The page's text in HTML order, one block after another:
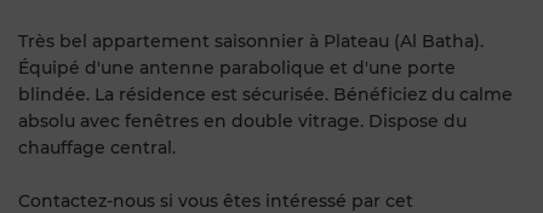
Très bel appartement saisonnier à Plateau (Al Batha).
Équipé d'une antenne parabolique et d'une porte
blindée. La résidence est sécurisée. Bénéficiez du calme
absolu avec fenêtres en double vitrage. Dispose du
chauffage central.
Contactez-nous si vous êtes intéressé par cet